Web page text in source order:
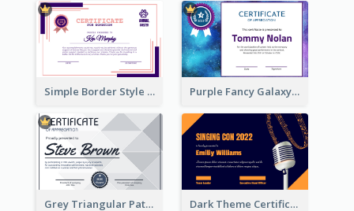
Simple Border Style Certificate Design Template Purple Fancy Galaxy Certificate
Grey Triangular Pattern Best Certificate Design Dark Theme Certificate Design For Singing Contest